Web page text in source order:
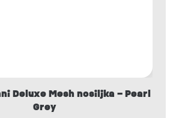
Deluxe Mesh nosiljka – Pearl
Grey